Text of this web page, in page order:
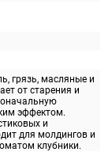
грязь, масляные и
от старения и
эффектом.
и
для молдингов и
клубники.